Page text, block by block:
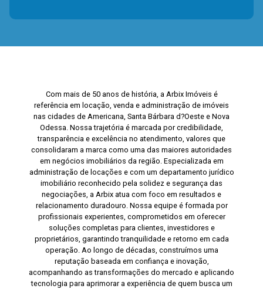
Com mais de 50 anos de história, a Arbix Imóveis é
referência em locação, venda e administração de imóveis
nas cidades de Americana, Santa Bárbara d?Oeste e Nova
Odessa. Nossa trajetória é marcada por credibilidade,
transparência e excelência no atendimento, valores que
consolidaram a marca como uma das maiores autoridades
em negócios imobiliários da região. Especializada em
administração de locações e com um departamento jurídico
imobiliário reconhecido pela solidez e segurança das
negociações, a Arbix atua com foco em resultados e
relacionamento duradouro. Nossa equipe é formada por
profissionais experientes, comprometidos em oferecer
soluções completas para clientes, investidores e
proprietários, garantindo tranquilidade e retorno em cada
operação. Ao longo de décadas, construímos uma
reputação baseada em confiança e inovação,
acompanhando as transformações do mercado e aplicando
tecnologia para aprimorar a experiência de quem busca um